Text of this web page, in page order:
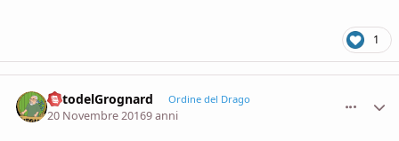
1
OrtodelGrognard Ordine del Drago
20 Novembre 20169 anni